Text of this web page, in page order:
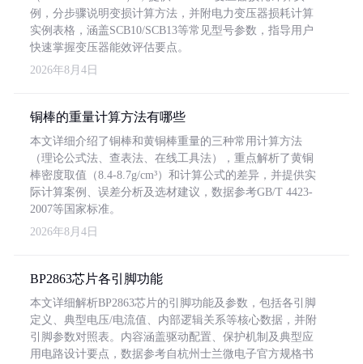
例，分步骤说明变损计算方法，并附电力变压器损耗计算
实例表格，涵盖SCB10/SCB13等常见型号参数，指导用户
快速掌握变压器能效评估要点。
2026年8月4日
铜棒的重量计算方法有哪些
本文详细介绍了铜棒和黄铜棒重量的三种常用计算方法
（理论公式法、查表法、在线工具法），重点解析了黄铜
棒密度取值（8.4-8.7g/cm³）和计算公式的差异，并提供实
际计算案例、误差分析及选材建议，数据参考GB/T 4423-
2007等国家标准。
2026年8月4日
BP2863芯片各引脚功能
本文详细解析BP2863芯片的引脚功能及参数，包括各引脚
定义、典型电压/电流值、内部逻辑关系等核心数据，并附
引脚参数对照表。内容涵盖驱动配置、保护机制及典型应
用电路设计要点，数据参考自杭州士兰微电子官方规格书